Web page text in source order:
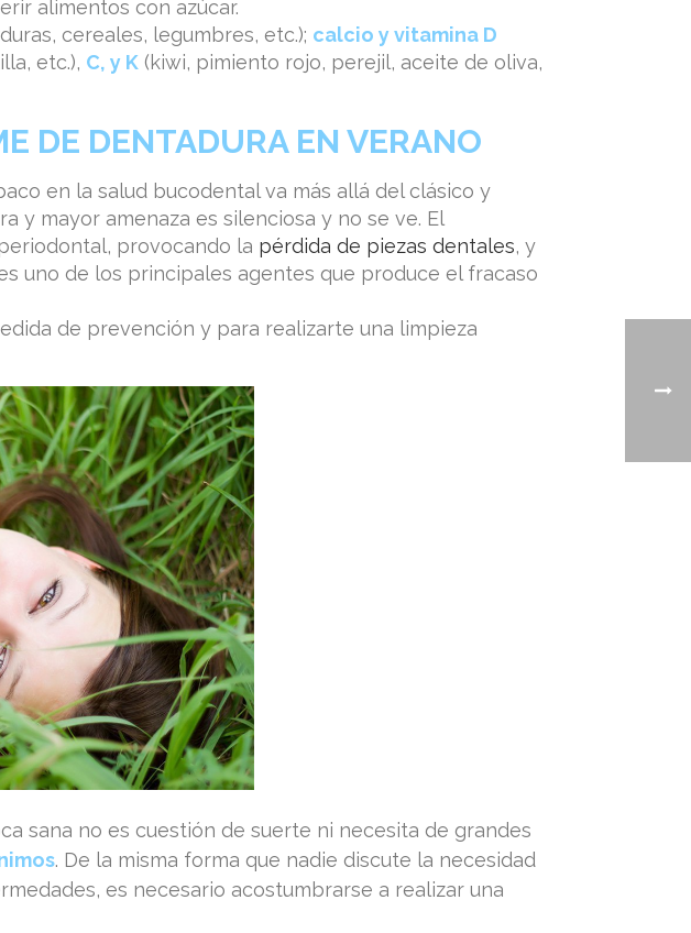
alimentos con azúcar.
cereales, legumbres, etc.); calcio y vitamina D
etc.), C, y K(kiwi, pimiento rojo, perejil, aceite de oliva,
DE DENTADURA EN VERANO
en la salud bucodental va más allá del clásico y
y mayor amenaza es silenciosa y no se ve. El
provocando la pérdida de piezas dentales, y
uno de los principales agentes que produce el fracaso
de prevención y para realizarte una limpieza
sana no es cuestión de suerte ni necesita de grandes
. De la misma forma que nadie discute la necesidad
es necesario acostumbrarse a realizar una